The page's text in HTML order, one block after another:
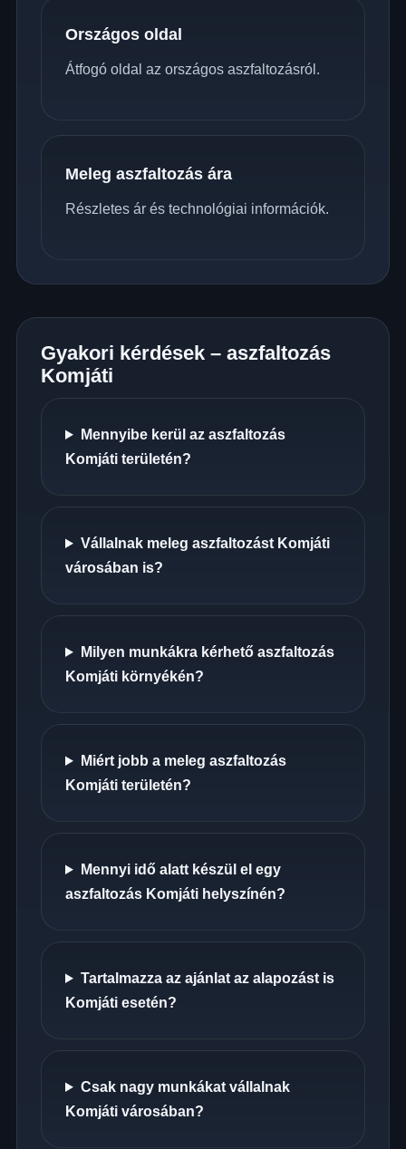
Országos oldal
Átfogó oldal az országos aszfaltozásról.
Meleg aszfaltozás ára
Részletes ár és technológiai információk.
Gyakori kérdések – aszfaltozás
Komjáti
Mennyibe kerül az aszfaltozás
Komjáti területén?
Vállalnak meleg aszfaltozást Komjáti
városában is?
Milyen munkákra kérhető aszfaltozás
Komjáti környékén?
Miért jobb a meleg aszfaltozás
Komjáti területén?
Mennyi idő alatt készül el egy
aszfaltozás Komjáti helyszínén?
Tartalmazza az ajánlat az alapozást is
Komjáti esetén?
Csak nagy munkákat vállalnak
Komjáti városában?